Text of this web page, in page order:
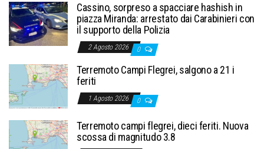
Cassino, sorpreso a spacciare hashish in
piazza Miranda: arrestato dai Carabinieri con
il supporto della Polizia
2 Agosto 2026 0
Terremoto Campi Flegrei, salgono a 21 i
feriti
1 Agosto 2026 0
Terremoto campi flegrei, dieci feriti. Nuova
scossa di magnitudo 3.8